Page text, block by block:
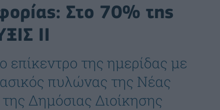
Στο 70% της
ΙΙ
επίκεντρο της ημερίδας με
πυλώνας της Νέας
Δημόσιας Διοίκησης